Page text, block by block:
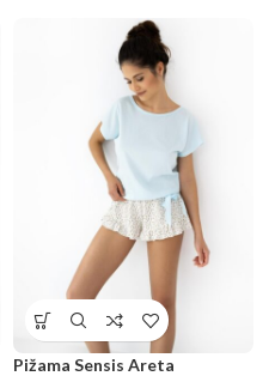
Pižama Sensis Areta